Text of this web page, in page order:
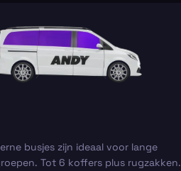
busjes zijn ideaal voor lange
Tot 6 koffers plus rugzakken.